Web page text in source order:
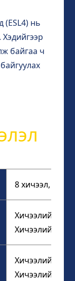
(ESL4) нь
байгаа ч
8 хичээл,
Хичээлийн
Хичээлийн
Хичээлийн
Хичээлийн